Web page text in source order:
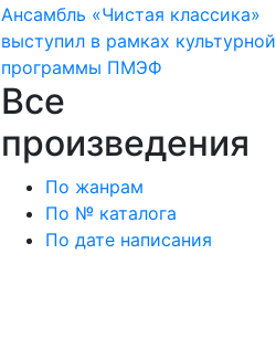
Ансамбль «Чистая классика»
выступил в рамках культурной
программы ПМЭФ
Все
произведения
По жанрам
По № каталога
По дате написания